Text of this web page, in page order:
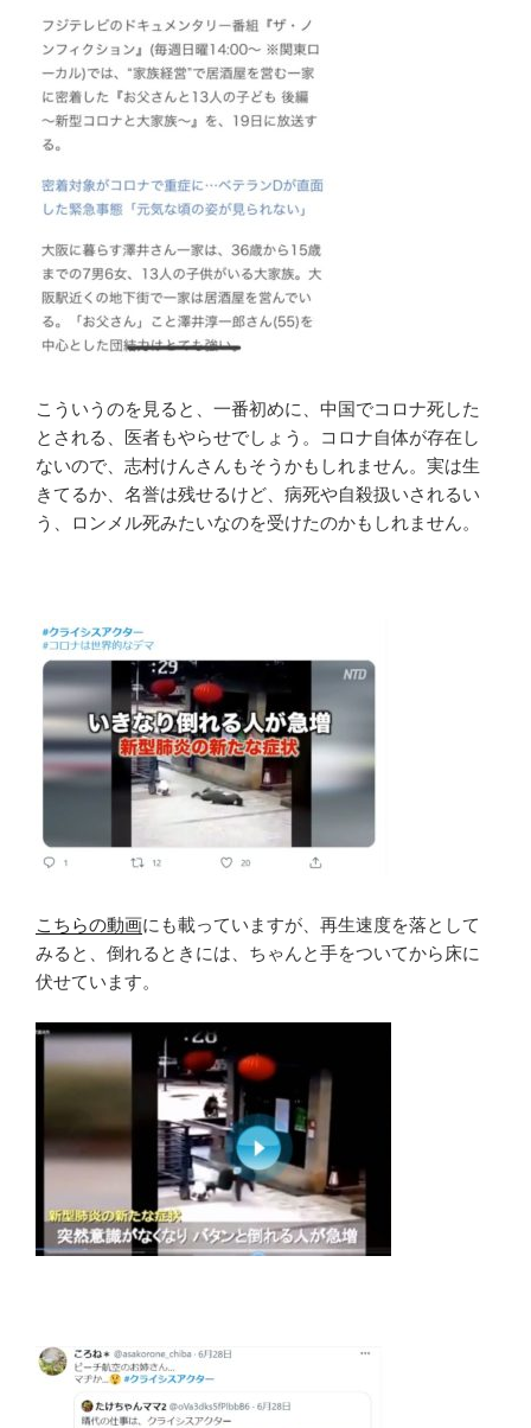
こういうのを見ると、一番初めに、中国でコロナ死した
とされる、医者もやらせでしょう。コロナ自体が存在し
ないので、志村けんさんもそうかもしれません。実は生
きてるか、名誉は残せるけど、病死や自殺扱いされるい
う、ロンメル死みたいなのを受けたのかもしれません。
こちらの動画にも載っていますが、再生速度を落として
みると、倒れるときには、ちゃんと手をついてから床に
伏せています。